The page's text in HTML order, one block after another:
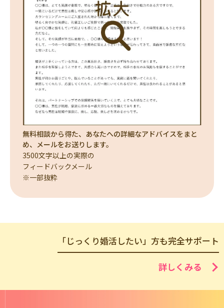
無料相談から得た、あなたへの詳細なアドバイスをまと
め、メールをお送りします。
3500文字以上の実際の
フィードバックメール
※一部抜粋
「じっくり婚活したい」方も完全サポート
詳しくみる